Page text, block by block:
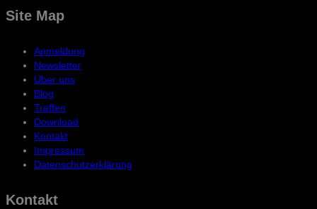
Site Map
Anmeldung
Newsletter
Über uns
Blog
Treffen
Download
Kontakt
Impressum
Datenschutzerklärung
Kontakt